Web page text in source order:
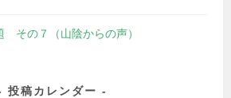
その７（山陰からの声）
投稿カレンダー